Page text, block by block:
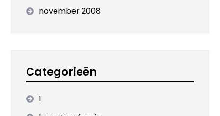
november 2008
Categorieën
1